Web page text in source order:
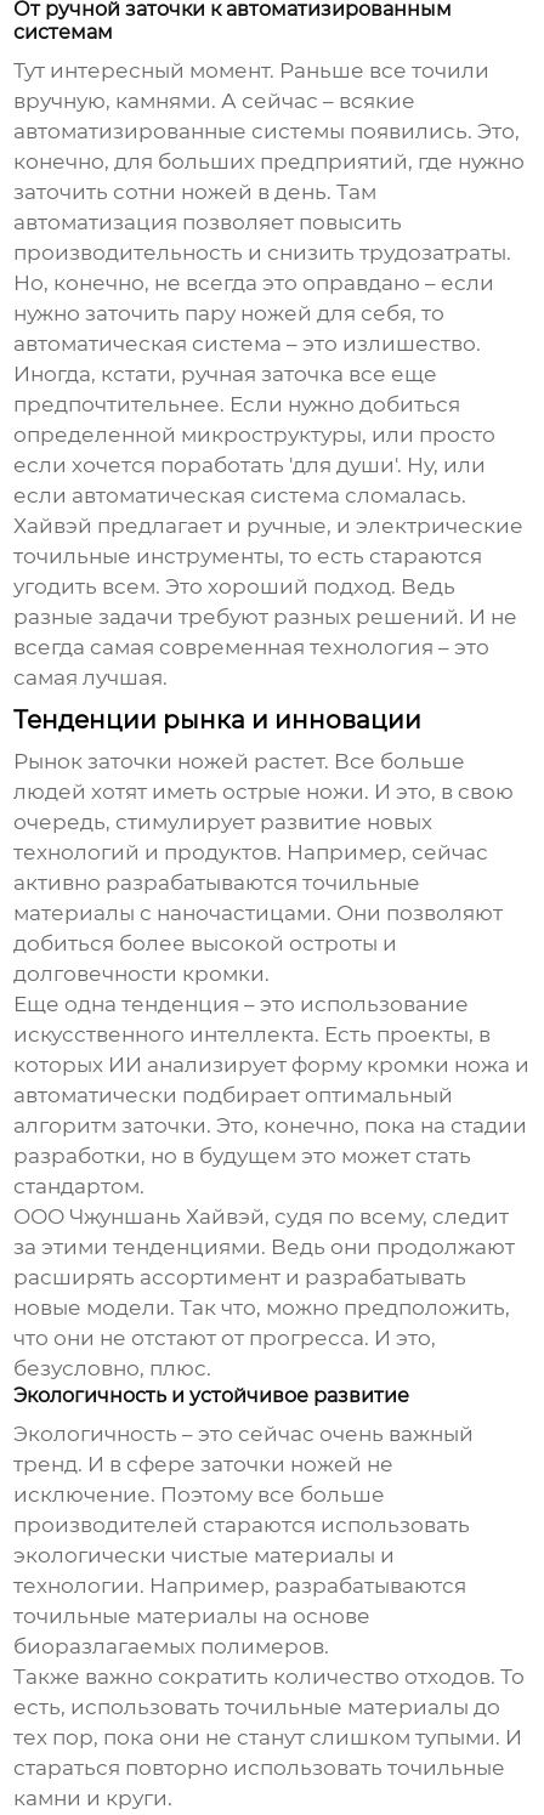
От ручной заточки к автоматизированным
системам
Тут интересный момент. Раньше все точили
вручную, камнями. А сейчас – всякие
автоматизированные системы появились. Это,
конечно, для больших предприятий, где нужно
заточить сотни ножей в день. Там
автоматизация позволяет повысить
производительность и снизить трудозатраты.
Но, конечно, не всегда это оправдано – если
нужно заточить пару ножей для себя, то
автоматическая система – это излишество.
Иногда, кстати, ручная заточка все еще
предпочтительнее. Если нужно добиться
определенной микроструктуры, или просто
если хочется поработать 'для души'. Ну, или
если автоматическая система сломалась.
Хайвэй предлагает и ручные, и электрические
точильные инструменты, то есть стараются
угодить всем. Это хороший подход. Ведь
разные задачи требуют разных решений. И не
всегда самая современная технология – это
самая лучшая.
Тенденции рынка и инновации
Рынок заточки ножей растет. Все больше
людей хотят иметь острые ножи. И это, в свою
очередь, стимулирует развитие новых
технологий и продуктов. Например, сейчас
активно разрабатываются точильные
материалы с наночастицами. Они позволяют
добиться более высокой остроты и
долговечности кромки.
Еще одна тенденция – это использование
искусственного интеллекта. Есть проекты, в
которых ИИ анализирует форму кромки ножа и
автоматически подбирает оптимальный
алгоритм заточки. Это, конечно, пока на стадии
разработки, но в будущем это может стать
стандартом.
ООО Чжуншань Хайвэй, судя по всему, следит
за этими тенденциями. Ведь они продолжают
расширять ассортимент и разрабатывать
новые модели. Так что, можно предположить,
что они не отстают от прогресса. И это,
безусловно, плюс.
Экологичность и устойчивое развитие
Экологичность – это сейчас очень важный
тренд. И в сфере заточки ножей не
исключение. Поэтому все больше
производителей стараются использовать
экологически чистые материалы и
технологии. Например, разрабатываются
точильные материалы на основе
биоразлагаемых полимеров.
Также важно сократить количество отходов. То
есть, использовать точильные материалы до
тех пор, пока они не станут слишком тупыми. И
стараться повторно использовать точильные
камни и круги.